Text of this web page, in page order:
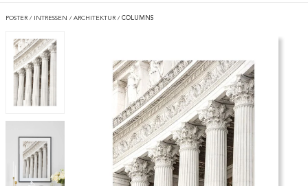
POSTER / INTRESSEN / ARCHITEKTUR / COLUMNS